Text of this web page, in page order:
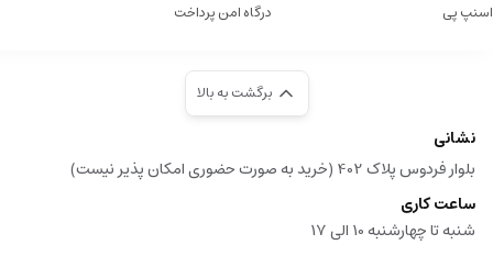
اسنپ پی
درگاه امن پرداخت
برگشت به بالا
نشانی
بلوار فردوس پلاک 402 (خرید به صورت حضوری امکان پذیر نیست)
ساعت کاری
شنبه تا چهارشنبه 10 الی 17